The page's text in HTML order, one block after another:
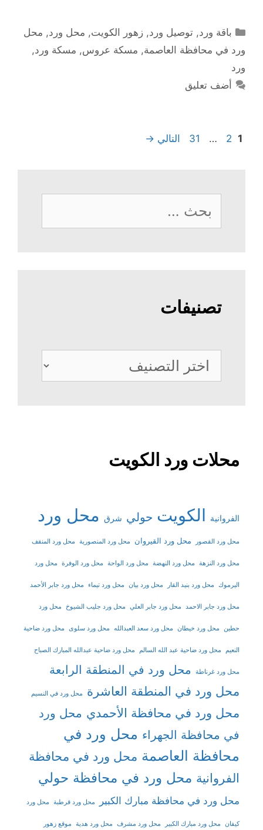
التصنيفات
باقة ورد,توصيل ورد,زهور الكويت, محل ورد, محل
ورد في محافظة العاصمة, مسكة عروس, مسكة ورد,
ورد
أضف تعليق
Page
1
Page
2
…
Page
31 التالي →
البحث
عن:
تصنيفات
تصنيفات
محلات ورد الكويت
الفروانية الكويت حولي شرق محل ورد
محل ورد القصور محل ورد القيروان محل ورد المنصورية محل ورد المنقف
محل ورد النزهة محل ورد النهضة محل ورد الواحة محل ورد الوفرة محل ورد
اليرموك محل ورد بنيد القار محل ورد بيان محل ورد تيماء محل ورد جابر الأحمد
محل ورد جابر الاحمد محل ورد جابر العلي محل ورد جليب الشيوخ محل ورد
حطين محل ورد خيطان محل ورد سعد العبدالله محل ورد سلوى محل ورد ضاحية
النعيم محل ورد ضاحية عبد الله السالم محل ورد ضاحية عبدالله المبارك الصباح
محل ورد غرناطة
محل ورد في المنطقة الرابعة
محل ورد في المنطقة العاشرة
محل ورد في النسيم
محل ورد في محافظة الأحمدي محل ورد
في محافظة الجهراء محل ورد في
محافظة العاصمة محل ورد في محافظة
الفروانية محل ورد في محافظة حولي
محل ورد في محافظة مبارك الكبير محل ورد قرطبة محل ورد
كيفان محل ورد مبارك الكبير محل ورد مشرف محل ورد هدية موقع زهور